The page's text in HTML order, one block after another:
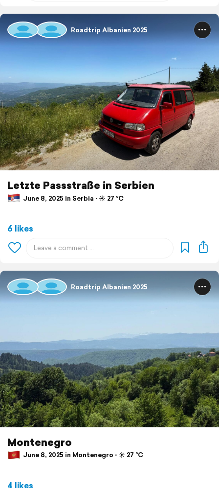
Roadtrip Albanien 2025
Letzte Passstraße in Serbien
June 8, 2025 in Serbia ⋅ ☀️ 27 °C
6 likes
Roadtrip Albanien 2025
Montenegro
June 8, 2025 in Montenegro ⋅ ☀️ 27 °C
4 likes